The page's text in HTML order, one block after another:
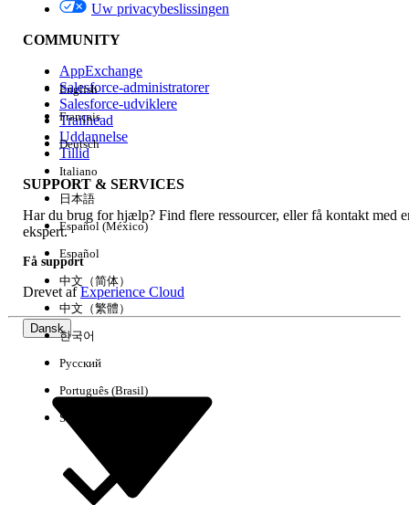
Version
Experience
Ryd alle Udført
Uw privacybeslissingen
COMMUNITY
AppExchange
Salesforce-administratorer
Salesforce-udviklere
Trailhead
Uddannelse
Tillid
SUPPORT & SERVICES
Har du brug for hjælp? Find flere ressourcer, eller få kontakt med
ekspert.
Få support
Drevet afExperience Cloud
Dansk
English
Français
Deutsch
Italiano
日本語
Español (México)
Español
中文（简体）
中文（繁體）
한국어
Русский
Português (Brasil)
Suomi